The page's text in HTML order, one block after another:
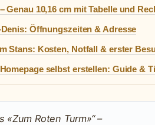
Genau 10,16 cm mit Tabelle und
Öffnungszeiten & Adresse
Stans: Kosten, Notfall & erster
selbst erstellen: Guide &
«Zum Roten Turm»“ –